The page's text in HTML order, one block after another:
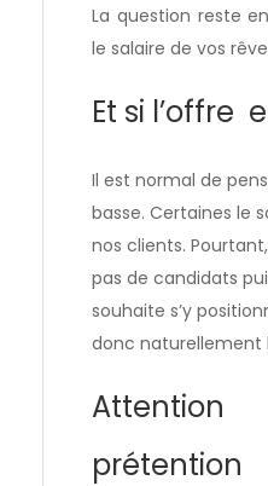
La question reste
le salaire de vos
Et si l’offre
Il est normal de
basse. Certaines le
nos clients.
pas de candidats
souhaite s’y
donc naturellement
prétention